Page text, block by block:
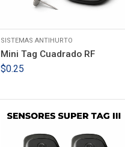
SISTEMAS ANTIHURTO
Mini Tag Cuadrado RF
$0.25